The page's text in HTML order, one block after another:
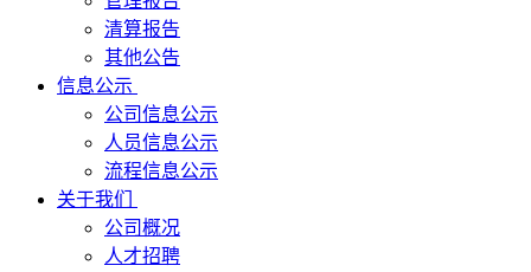
清算报告
其他公告
信息公示
公司信息公示
人员信息公示
流程信息公示
关于我们
公司概况
人才招聘